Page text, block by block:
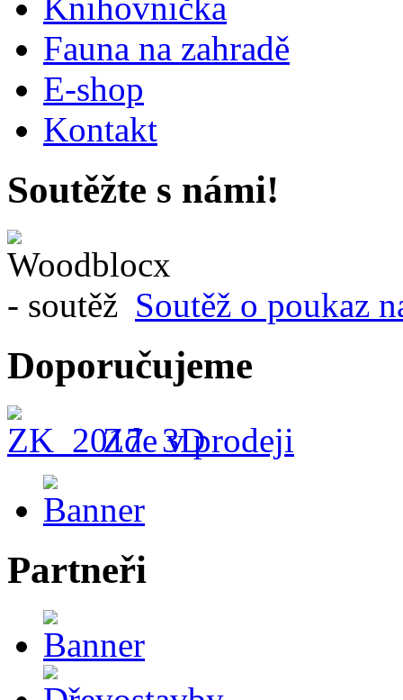
Knihovnička
Fauna na zahradě
E-shop
Kontakt
Soutěžte s námi!
Soutěž o poukaz
Doporučujeme
Zde v prodeji
Partneři